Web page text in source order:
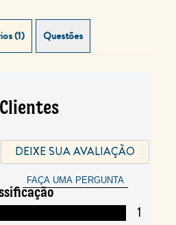
(1) Questões
1
DEIXE SUA AVALIAÇÃO
FAÇA UMA PERGUNTA